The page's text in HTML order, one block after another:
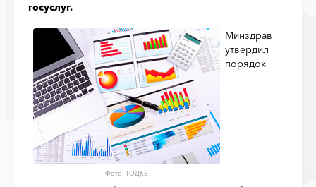
госуслуг.
Фото: ТОДКБ
Минздрав
утвердил
порядок